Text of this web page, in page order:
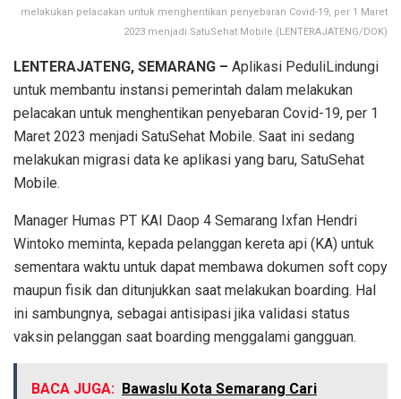
melakukan pelacakan untuk menghentikan penyebaran Covid-19, per 1 Maret
2023 menjadi SatuSehat Mobile.(LENTERAJATENG/DOK)
LENTERAJATENG, SEMARANG – Aplikasi PeduliLindungi
untuk membantu instansi pemerintah dalam melakukan
pelacakan untuk menghentikan penyebaran Covid-19, per 1
Maret 2023 menjadi SatuSehat Mobile. Saat ini sedang
melakukan migrasi data ke aplikasi yang baru, SatuSehat
Mobile.
Manager Humas PT KAI Daop 4 Semarang Ixfan Hendri
Wintoko meminta, kepada pelanggan kereta api (KA) untuk
sementara waktu untuk dapat membawa dokumen soft copy
maupun fisik dan ditunjukkan saat melakukan boarding. Hal
ini sambungnya, sebagai antisipasi jika validasi status
vaksin pelanggan saat boarding menggalami gangguan.
BACA JUGA: Bawaslu Kota Semarang Cari